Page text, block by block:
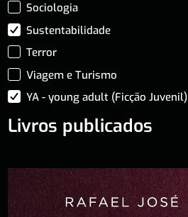
Sociologia
Sustentabilidade
Terror
Viagem e Turismo
YA - young adult (Ficção Juvenil)
Livros publicados